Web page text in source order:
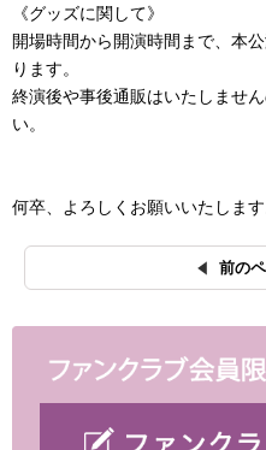
《グッズに関して》
開場時間から開演時間まで、本
ります。
終演後や事後通販はいたしませ
い。
何卒、よろしくお願いいたします
前の